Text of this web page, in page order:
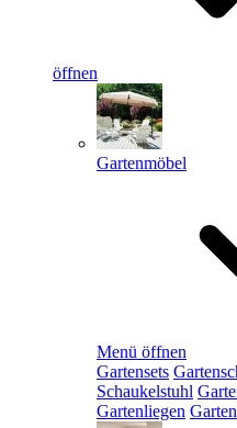
öffnen
Gartenmöbel
Menü öffnen
Gartensets
Schaukelstuhl
Gartenliegen